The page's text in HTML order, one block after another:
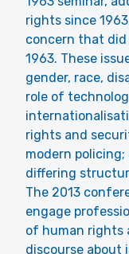
rights since
concern that
1963. These
gender, race,
role of
rights and
modern
differing
The 2013
engage
of human rights
discourse about